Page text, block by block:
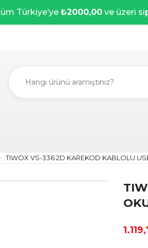
Türkiye’ye ₺2000,00 ve üzeri
TIWOX VS-336 2D KAREKOD KABLOLU